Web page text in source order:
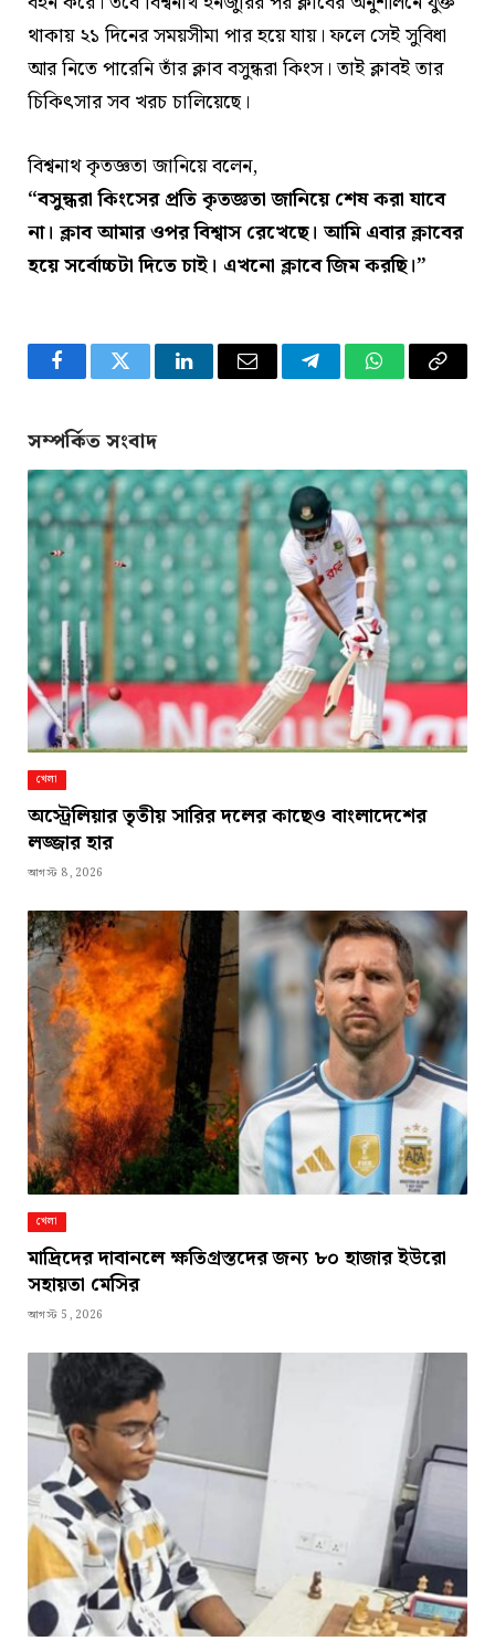
থাকায় ২১ দিনের সময়সীমা পার হয়ে যায়। ফলে সেই সুবিধা
আর নিতে পারেনি তাঁর ক্লাব বসুন্ধরা কিংস। তাই ক্লাবই তার
চিকিৎসার সব খরচ চালিয়েছে।
বিশ্বনাথ কৃতজ্ঞতা জানিয়ে বলেন,
“বসুন্ধরা কিংসের প্রতি কৃতজ্ঞতা জানিয়ে শেষ করা যাবে
না। ক্লাব আমার ওপর বিশ্বাস রেখেছে। আমি এবার ক্লাবের
হয়ে সর্বোচ্চটা দিতে চাই। এখনো ক্লাবে জিম করছি।”
FacebookTwitter LinkedInEmail TelegramWhatsApp
Copy
সম্পর্কিত সংবাদ
খেলা
অস্ট্রেলিয়ার তৃতীয় সারির দলের কাছেও বাংলাদেশের
লজ্জার হার
আগস্ট 8, 2026
খেলা
মাদ্রিদের দাবানলে ক্ষতিগ্রস্তদের জন্য ৮০ হাজার ইউরো
সহায়তা মেসির
আগস্ট 5, 2026